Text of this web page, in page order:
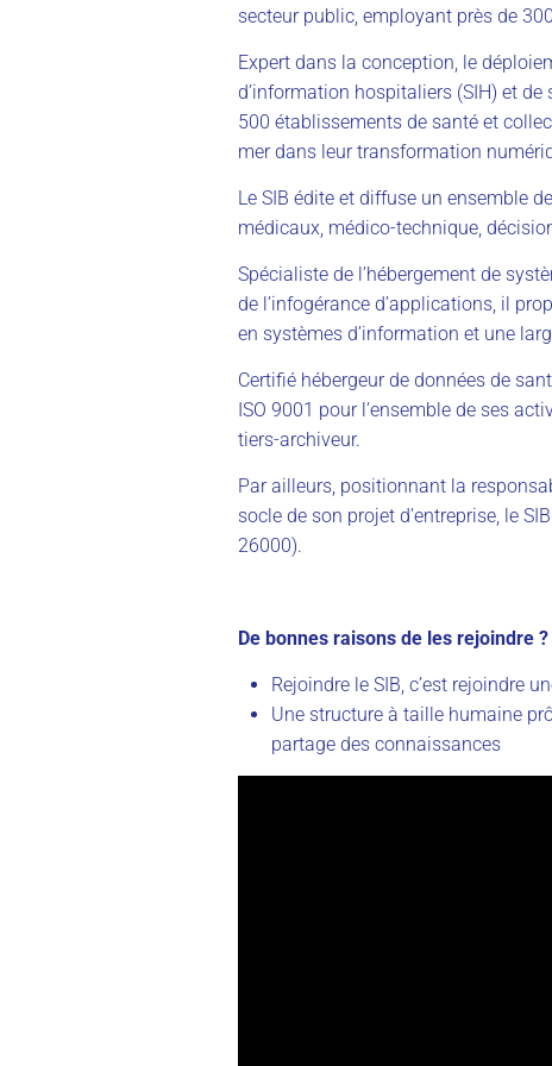
secteur public, employant près de
Expert dans la conception, le
d’information hospitaliers (SIH) et
500 établissements de santé et
mer dans leur transformation
Le SIB édite et diffuse un ensemble
médicaux, médico-technique,
Spécialiste de l’hébergement de
de l’infogérance d’applications, il
en systèmes d’information et une
Certifié hébergeur de données de
ISO 9001 pour l’ensemble de ses
tiers-archiveur.
Par ailleurs, positionnant la
socle de son projet d’entreprise, le
26000).
De bonnes raisons de les rejoindre ?
Rejoindre le SIB, c’est rejoindre
Une structure à taille humaine
partage des connaissances